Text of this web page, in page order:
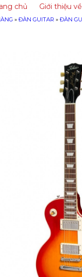
chủ Giới thiệu
» ĐÀN GUITAR » ĐÀN